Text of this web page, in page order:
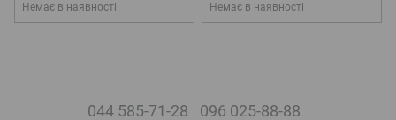
Немає в наявності Немає в наявності
044 585-71-28 096 025-88-88